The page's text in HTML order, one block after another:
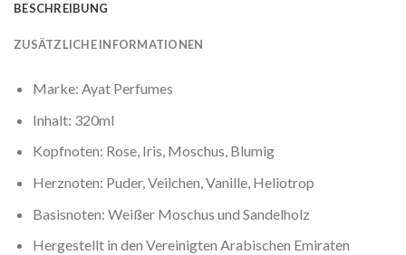
BESCHREIBUNG
ZUSÄTZLICHE INFORMATIONEN
Marke: Ayat Perfumes
Inhalt: 320ml
Kopfnoten: Rose, Iris, Moschus, Blumig
Herznoten: Puder, Veilchen, Vanille, Heliotrop
Basisnoten: Weißer Moschus und Sandelholz
Hergestellt in den Vereinigten Arabischen Emiraten